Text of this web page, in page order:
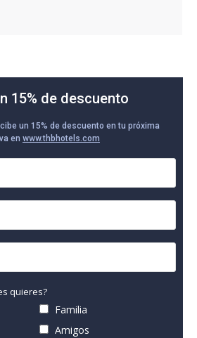
15% de descuento
un 15% de descuento en tu próxima
en www.thbhotels.com
quieres?
Familia
Amigos